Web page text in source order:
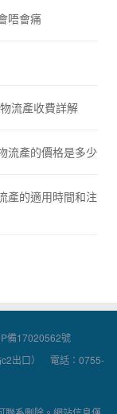
唔會痛
流產收費詳解
流產的價格是多少
產的適用時間和注
備17020562號
c2出口） 電話：0755-